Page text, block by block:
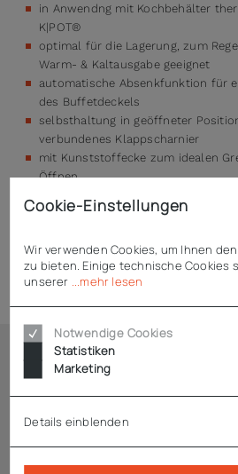
in Anwendng mit Kochbehälter
K|POT®
optimal für die Lagerung, zum
Warm- & Kaltausgabe geeignet
automatische Absenkfunktion für
des Buffetdeckels
selbsthaltung in geöffneter
verbundenes Klappscharnier
mit Kunststoffecke zum idealen
Öffnen
Technische Daten
Ähnliche Artikel
Cookie-Einstellungen
Wir verwenden Cookies, um Ihnen
zu bieten. Einige technische Cookies
unserer ...mehr lesen
Notwendige Cookies
Statistiken
Marketing
Details einblenden